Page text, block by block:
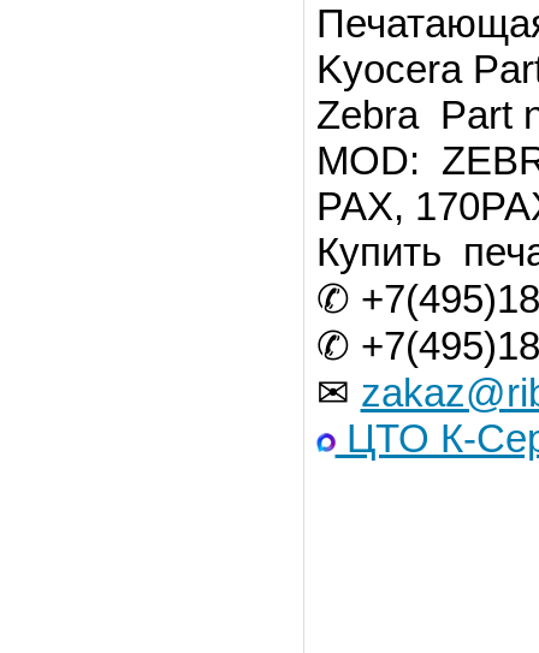
Kyocera
Zebra Part
MOD:
PAX,
Купить
✆
✆
✉
ЦТО К-